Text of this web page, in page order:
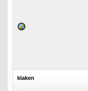
klaken